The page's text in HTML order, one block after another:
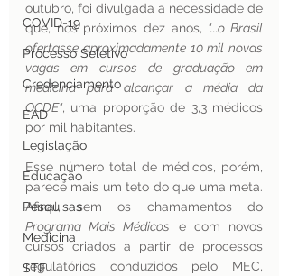
COVID-19
Processo Seletivo
Credenciamento
EAD
Legislação
Educação
Pesquisas
Medicina
STF
outubro, foi divulgada a necessidade de
que, nos próximos dez anos, "...o Brasil
ofertasse aproximadamente 10 mil novas
vagas em cursos de graduação em
medicina para alcançar a média da
OCDE", uma proporção de 3,3 médicos
por mil habitantes.
Esse número total de médicos, porém,
parece mais um teto do que uma meta.
Programa Mais Médicos e com novos
cursos criados a partir de processos
regulatórios conduzidos pelo MEC,